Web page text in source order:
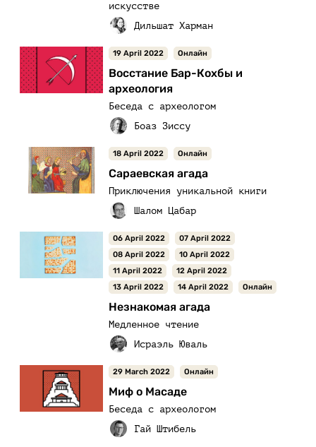
искусстве
Восстание Бар-Кохбы и
археология
Беседа с археологом
19 April 2022 Онлайн
Сараевская агада
Приключения уникальной книги
18 April 2022 Онлайн
Незнакомая агада
Медленное чтение
06 April 2022
07 April 2022
08 April 2022
10 April 2022
11 April 2022
12 April 2022
13 April 2022
14 April 2022 Онлайн
Миф о Масаде
Беседа с археологом
29 March 2022 Онлайн